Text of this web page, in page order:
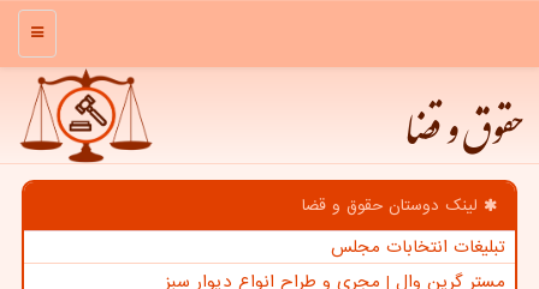
منو
حقوق و قضا
لینک دوستان حقوق و قضا
تبلیغات انتخابات مجلس
مستر گرین وال | مجری و طراح انواع دیوار سبز